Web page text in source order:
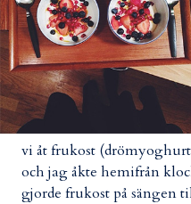
vi åt frukost
och jag åkte hemifrån
gjorde frukost på sängen